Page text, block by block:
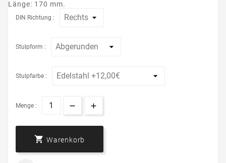
Länge: 170 mm.
DIN Richtung :
Stulpform :
Stulpfarbe :
Menge :
 Warenkorb